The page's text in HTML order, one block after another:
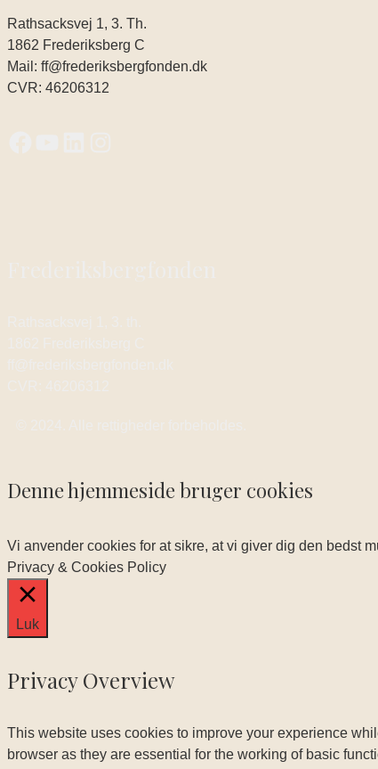
Rathsacksvej 1, 3. Th.
1862 Frederiksberg C
Mail: ff@frederiksbergfonden.dk
CVR: 46206312
Denne hjemmeside bruger cookies
Vi anvender cookies for at sikre, at vi giver dig den bedst
Privacy & Cookies Policy
Luk
Privacy Overview
This website uses cookies to improve your experience
browser as they are essential for the working of basic